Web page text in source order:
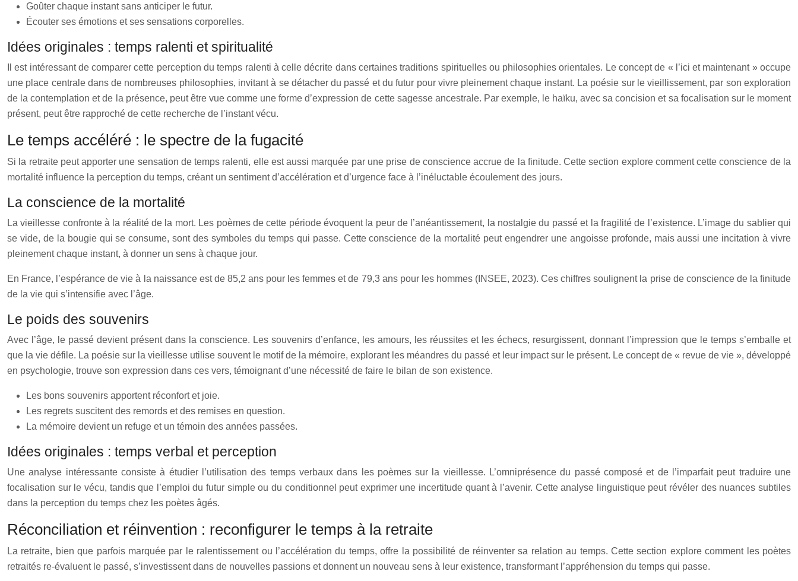
Goûter chaque instant sans anticiper le futur.
Écouter ses émotions et ses sensations corporelles.
Idées originales : temps ralenti et spiritualité
Il est intéressant de comparer cette perception du temps ralenti à celle décrite dans certaines traditions spirituelles ou philosophies orientales. Le concept de « l’ici et maintenant » occupe
une place centrale dans de nombreuses philosophies, invitant à se détacher du passé et du futur pour vivre pleinement chaque instant. La poésie sur le vieillissement, par son exploration
de la contemplation et de la présence, peut être vue comme une forme d’expression de cette sagesse ancestrale. Par exemple, le haïku, avec sa concision et sa focalisation sur le moment
présent, peut être rapproché de cette recherche de l’instant vécu.
Le temps accéléré : le spectre de la fugacité
Si la retraite peut apporter une sensation de temps ralenti, elle est aussi marquée par une prise de conscience accrue de la finitude. Cette section explore comment cette conscience de la
mortalité influence la perception du temps, créant un sentiment d’accélération et d’urgence face à l’inéluctable écoulement des jours.
La conscience de la mortalité
La vieillesse confronte à la réalité de la mort. Les poèmes de cette période évoquent la peur de l’anéantissement, la nostalgie du passé et la fragilité de l’existence. L’image du sablier qui
se vide, de la bougie qui se consume, sont des symboles du temps qui passe. Cette conscience de la mortalité peut engendrer une angoisse profonde, mais aussi une incitation à vivre
pleinement chaque instant, à donner un sens à chaque jour.
En France, l’espérance de vie à la naissance est de 85,2 ans pour les femmes et de 79,3 ans pour les hommes (INSEE, 2023). Ces chiffres soulignent la prise de conscience de la finitude
de la vie qui s’intensifie avec l’âge.
Le poids des souvenirs
Avec l’âge, le passé devient présent dans la conscience. Les souvenirs d’enfance, les amours, les réussites et les échecs, resurgissent, donnant l’impression que le temps s’emballe et
que la vie défile. La poésie sur la vieillesse utilise souvent le motif de la mémoire, explorant les méandres du passé et leur impact sur le présent. Le concept de « revue de vie », développé
en psychologie, trouve son expression dans ces vers, témoignant d’une nécessité de faire le bilan de son existence.
Les bons souvenirs apportent réconfort et joie.
Les regrets suscitent des remords et des remises en question.
La mémoire devient un refuge et un témoin des années passées.
Idées originales : temps verbal et perception
Une analyse intéressante consiste à étudier l’utilisation des temps verbaux dans les poèmes sur la vieillesse. L’omniprésence du passé composé et de l’imparfait peut traduire une
focalisation sur le vécu, tandis que l’emploi du futur simple ou du conditionnel peut exprimer une incertitude quant à l’avenir. Cette analyse linguistique peut révéler des nuances subtiles
dans la perception du temps chez les poètes âgés.
Réconciliation et réinvention : reconfigurer le temps à la retraite
La retraite, bien que parfois marquée par le ralentissement ou l’accélération du temps, offre la possibilité de réinventer sa relation au temps. Cette section explore comment les poètes
retraités re-évaluent le passé, s’investissent dans de nouvelles passions et donnent un nouveau sens à leur existence, transformant l’appréhension du temps qui passe.